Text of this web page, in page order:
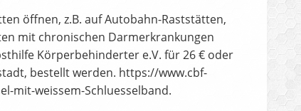
öffnen, z.B. auf Autobahn-Raststätten,
mit chronischen Darmerkrankungen
Körperbehinderter e.V. für 26 € oder
bestellt werden. https://www.cbf-
mit-weissem-Schluesselband.